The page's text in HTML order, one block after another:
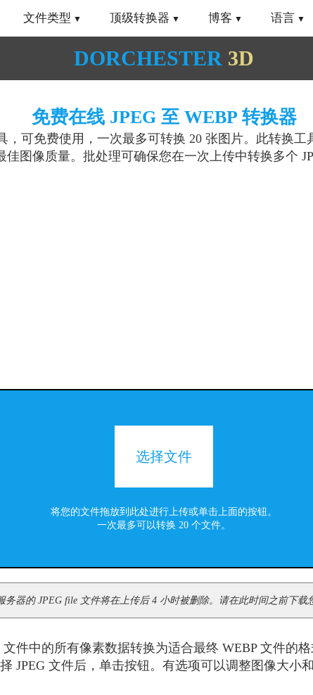
文件类型 顶级转换器 博客 语言
DORCHESTER 3D
免费在线 JPEG 至 WEBP 转换器
可免费使用，一次最多可转换 20 张图片。此转换工
佳图像质量。批处理可确保您在一次上传中转换多个
选择文件
将您的文件拖放到此处进行上传或单击上面的按钮。
一次最多可以转换 20 个文件。
务器的 JPEG file 文件将在上传后 4 小时被删除。请在此时间之前下载
文件中的所有像素数据转换为适合最终 WEBP 文件的
JPEG 文件后，单击按钮。有选项可以调整图像大小